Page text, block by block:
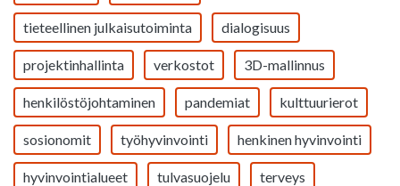
tieteellinen julkaisutoiminta dialogisuus
projektinhallinta verkostot 3D-mallinnus
henkilöstöjohtaminen pandemiat kulttuurierot
sosionomit työhyvinvointi henkinen hyvinvointi
hyvinvointialueet tulvasuojelu terveys